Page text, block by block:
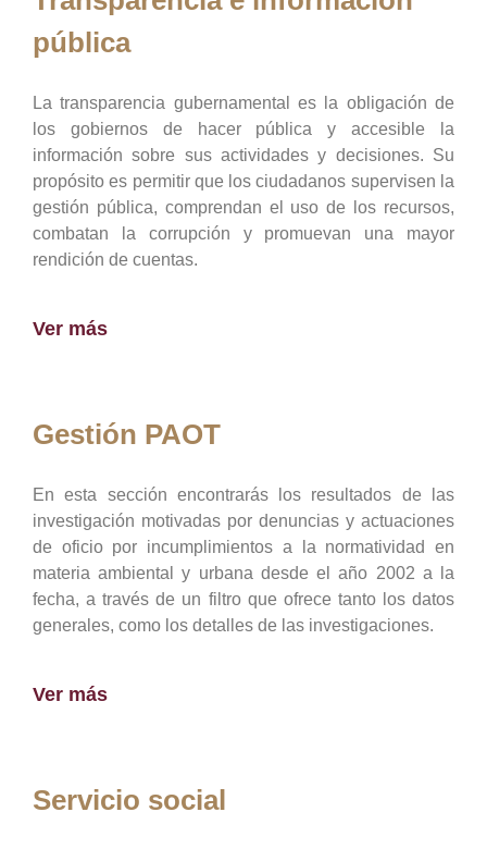
pública
La transparencia gubernamental es la obligación de
los gobiernos de hacer pública y accesible la
información sobre sus actividades y decisiones. Su
propósito es permitir que los ciudadanos supervisen la
gestión pública, comprendan el uso de los recursos,
combatan la corrupción y promuevan una mayor
rendición de cuentas.
Ver más
Gestión PAOT
En esta sección encontrarás los resultados de las
investigación motivadas por denuncias y actuaciones
de oficio por incumplimientos a la normatividad en
materia ambiental y urbana desde el año 2002 a la
fecha, a través de un filtro que ofrece tanto los datos
generales, como los detalles de las investigaciones.
Ver más
Servicio social